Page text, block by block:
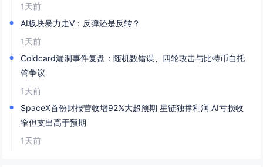
1天前
AI板块暴力走V：反弹还是反转？
1天前
Coldcard漏洞事件复盘：随机数错误、四轮攻击与比特币自托
管争议
1天前
SpaceX首份财报营收增92%大超预期 星链独撑利润 AI亏损收
窄但支出高于预期
1天前